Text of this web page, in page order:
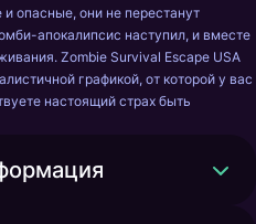
опасные, они не перестанут
апокалипсис наступил, и вместе
Zombie Survival Escape USA
графикой, от которой у вас
настоящий страх быть